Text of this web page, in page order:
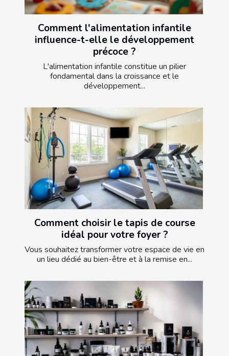
Comment l'alimentation infantile
influence-t-elle le développement
précoce ?
L'alimentation infantile constitue un pilier
fondamental dans la croissance et le
développement...
Comment choisir le tapis de course
idéal pour votre foyer ?
Vous souhaitez transformer votre espace de vie en
un lieu dédié au bien-être et à la remise en...